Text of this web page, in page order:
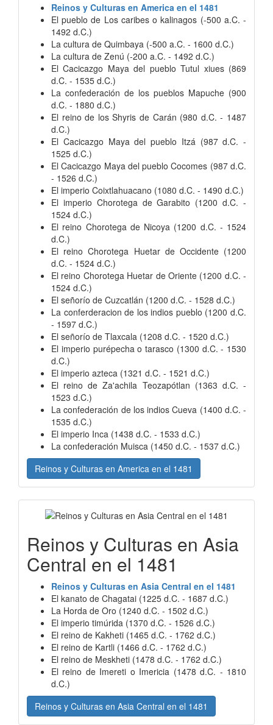
Reinos y Culturas en America en el 1481
El pueblo de Los caribes o kalinagos (-500 a.C. -
1492 d.C.)
La cultura de Quimbaya (-500 a.C. - 1600 d.C.)
La cultura de Zenú (-200 a.C. - 1492 d.C.)
El Cacicazgo Maya del pueblo Tutul xiues (869
d.C. - 1535 d.C.)
La confederación de los pueblos Mapuche (900
d.C. - 1880 d.C.)
El reino de los Shyris de Carán (980 d.C. - 1487
d.C.)
El Cacicazgo Maya del pueblo Itzá (987 d.C. -
1525 d.C.)
El Cacicazgo Maya del pueblo Cocomes (987 d.C.
- 1526 d.C.)
El imperio Coixtlahuacano (1080 d.C. - 1490 d.C.)
El imperio Chorotega de Garabito (1200 d.C. -
1524 d.C.)
El reino Chorotega de Nicoya (1200 d.C. - 1524
d.C.)
El reino Chorotega Huetar de Occidente (1200
d.C. - 1524 d.C.)
El reino Chorotega Huetar de Oriente (1200 d.C. -
1524 d.C.)
El señorío de Cuzcatlán (1200 d.C. - 1528 d.C.)
La conferderacion de los indios pueblo (1200 d.C.
- 1597 d.C.)
El señorío de Tlaxcala (1208 d.C. - 1520 d.C.)
El imperio purépecha o tarasco (1300 d.C. - 1530
d.C.)
El imperio azteca (1321 d.C. - 1521 d.C.)
El reino de Za'achila Teozapótlan (1363 d.C. -
1523 d.C.)
La confederación de los indios Cueva (1400 d.C. -
1535 d.C.)
El imperio Inca (1438 d.C. - 1533 d.C.)
La confederación Muisca (1450 d.C. - 1537 d.C.)
Reinos y Culturas en America en el 1481
Reinos y Culturas en Asia
Central en el 1481
Reinos y Culturas en Asia Central en el 1481
El kanato de Chagatai (1225 d.C. - 1687 d.C.)
La Horda de Oro (1240 d.C. - 1502 d.C.)
El imperio timúrida (1370 d.C. - 1526 d.C.)
El reino de Kakheti (1465 d.C. - 1762 d.C.)
El reino de Kartli (1466 d.C. - 1762 d.C.)
El reino de Meskheti (1478 d.C. - 1762 d.C.)
El reino de Imereti o Imericia (1478 d.C. - 1810
d.C.)
Reinos y Culturas en Asia Central en el 1481